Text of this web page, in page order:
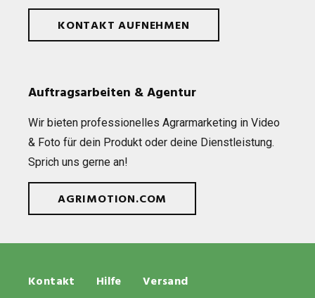
KONTAKT AUFNEHMEN
Auftragsarbeiten & Agentur
Wir bie­ten pro­fes­sio­nel­les Agrar­mar­ke­ting in Video
& Foto für dein Pro­dukt oder deine Dienst­leis­tung.
Sprich uns gerne an!
AGRIMOTION.COM
Kontakt Hilfe
Versand